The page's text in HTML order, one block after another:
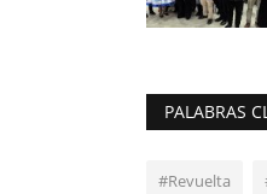
PALABRAS
#Revuelta